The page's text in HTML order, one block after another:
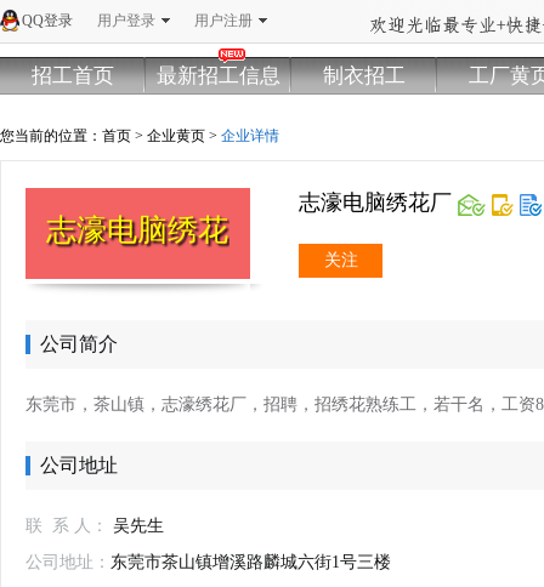
用户登录 用户注册
QQ登录
招工首页 最新招工信息 制衣招工 工厂黄
您当前的位置： 首页 > 企业黄页 > 企业详情
志濠电脑绣花厂
志濠电脑绣花厂
关注
公司简介
东莞市，茶山镇，志濠绣花厂，招聘，招绣花熟练工，若干名，工资
公司地址
联 系 人：
吴先生
公司地址： 东莞市茶山镇增溪路麟城六街1号三楼